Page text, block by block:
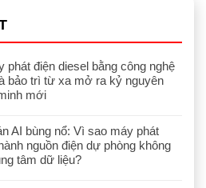
phát điện diesel bằng công nghệ
bảo trì từ xa mở ra kỷ nguyên
mới
AI bùng nổ: Vì sao máy phát
nguồn điện dự phòng không
tâm dữ liệu?